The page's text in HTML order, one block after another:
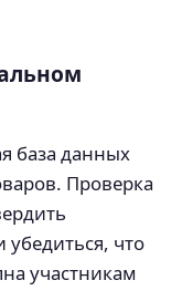
база данных
Проверка
что
участникам